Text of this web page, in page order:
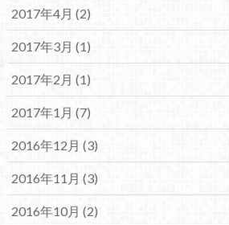
2017年4月 (2)
2017年3月 (1)
2017年2月 (1)
2017年1月 (7)
2016年12月 (3)
2016年11月 (3)
2016年10月 (2)